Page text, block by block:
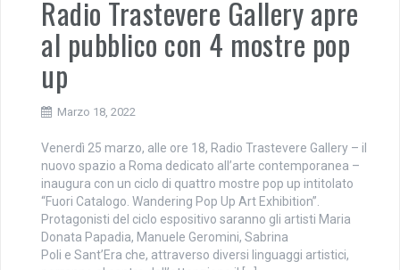
Radio Trastevere Gallery apre
al pubblico con 4 mostre pop
up
Marzo 18, 2022
Venerdì 25 marzo, alle ore 18, Radio Trastevere Gallery – il
nuovo spazio a Roma dedicato all’arte contemporanea –
inaugura con un ciclo di quattro mostre pop up intitolato
“Fuori Catalogo. Wandering Pop Up Art Exhibition”.
Protagonisti del ciclo espositivo saranno gli artisti Maria
Donata Papadia, Manuele Geromini, Sabrina
Poli e Sant’Era che, attraverso diversi linguaggi artistici,